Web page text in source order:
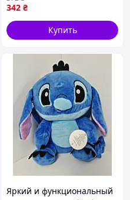
342 ₴
Купить
Яркий и функциональный